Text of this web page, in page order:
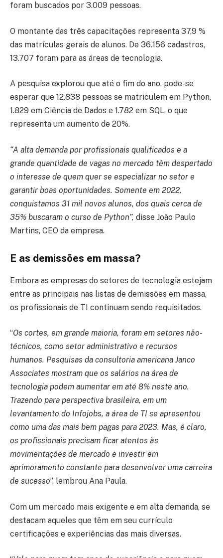
foram buscados por 3.009 pessoas.
O montante das três capacitações representa 37,9 %
das matrículas gerais de alunos. De 36.156 cadastros,
13.707 foram para as áreas de tecnologia.
A pesquisa explorou que até o fim do ano, pode-se
esperar que 12.838 pessoas se matriculem em Python,
1.829 em Ciência de Dados e 1.782 em SQL, o que
representa um aumento de 20%.
“A alta demanda por profissionais qualificados e a
grande quantidade de vagas no mercado têm despertado
o interesse de quem quer se especializar no setor e
garantir boas oportunidades. Somente em 2022,
conquistamos 31 mil novos alunos, dos quais cerca de
35% buscaram o curso de Python”, disse João Paulo
Martins, CEO da empresa.
E as demissões em massa?
Embora as empresas do setores de tecnologia estejam
entre as principais nas listas de demissões em massa,
os profissionais de TI continuam sendo requisitados.
“Os cortes, em grande maioria, foram em setores não-
técnicos, como setor administrativo e recursos
humanos. Pesquisas da consultoria americana Janco
Associates mostram que os salários na área de
tecnologia podem aumentar em até 8% neste ano.
Trazendo para perspectiva brasileira, em um
levantamento do Infojobs, a área de TI se apresentou
como uma das mais bem pagas para 2023. Mas, é claro,
os profissionais precisam ficar atentos às
movimentações de mercado e investir em
aprimoramento constante para desenvolver uma carreira
de sucesso”, lembrou Ana Paula.
Com um mercado mais exigente e em alta demanda, se
destacam aqueles que têm em seu currículo
certificações e experiências das mais diversas.